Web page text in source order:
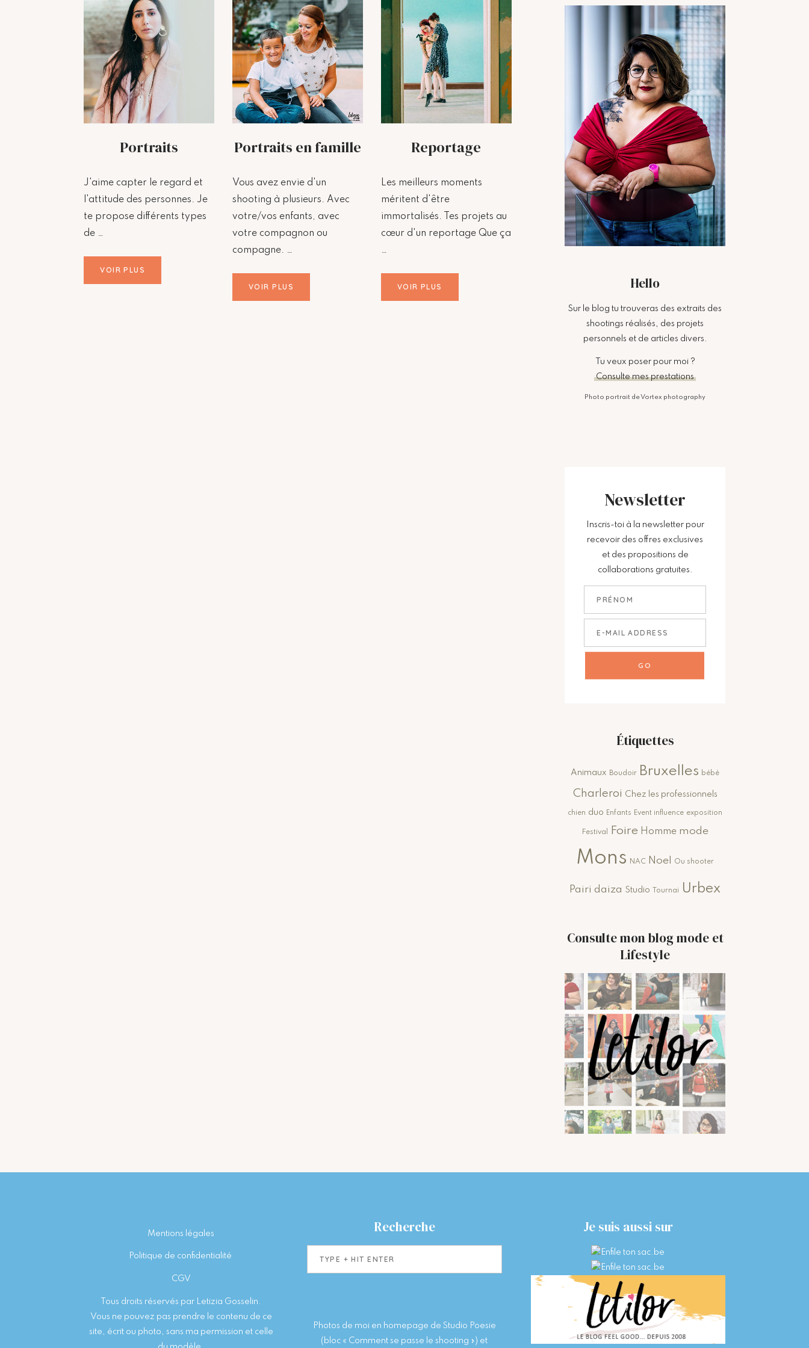
Portraits
J'aime capter le regard et
l'attitude des personnes. Je
te propose différents types
de …
VOIR PLUS
Portraits en famille
Vous avez envie d'un
shooting à plusieurs. Avec
votre/vos enfants, avec
votre compagnon ou
compagne. …
VOIR PLUS
Reportage
Les meilleurs moments
méritent d'être
immortalisés. Tes projets au
cœur d'un reportage Que ça
…
VOIR PLUS Hello
Sur le blog tu trouveras des extraits des
shootings réalisés, des projets
personnels et de articles divers.
Tu veux poser pour moi ?
Consulte mes prestations
Photo portrait de Vortex photography
Newsletter
Inscris-toi à la newsletter pour
recevoir des offres exclusives
et des propositions de
collaborations gratuites.
Étiquettes
Animaux Boudoir Bruxelles bébé
Charleroi Chez les professionnels
chien duo Enfants Event influence exposition
Festival Foire Homme mode
Mons NAC Noel Ou shooter
Pairi daiza Studio Tournai Urbex
Consulte mon blog mode et
Lifestyle
Mentions légales
Politique de confidentialité
CGV
Tous droits réservés par Letizia Gosselin.
Vous ne pouvez pas prendre le contenu de ce
site, écrit ou photo, sans ma permission et celle
Recherche
Photos de moi en homepage de Studio Poesie
(bloc « Comment se passe le shooting ») et
Je suis aussi sur